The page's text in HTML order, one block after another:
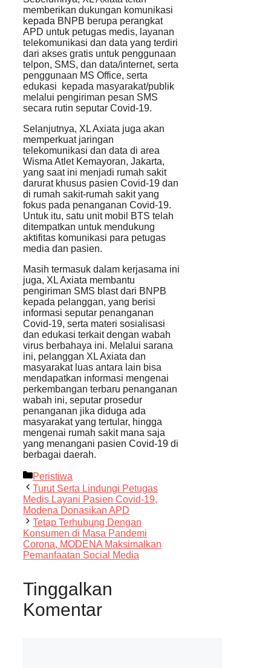
memberikan dukungan komunikasi
kepada BNPB berupa perangkat
APD untuk petugas medis, layanan
telekomunikasi dan data yang terdiri
dari akses gratis untuk penggunaan
telpon, SMS, dan data/internet, serta
penggunaan MS Office, serta
edukasi kepada masyarakat/publik
melalui pengiriman pesan SMS
secara rutin seputar Covid-19.
Selanjutnya, XL Axiata juga akan
memperkuat jaringan
telekomunikasi dan data di area
Wisma Atlet Kemayoran, Jakarta,
yang saat ini menjadi rumah sakit
darurat khusus pasien Covid-19 dan
di rumah sakit-rumah sakit yang
fokus pada penanganan Covid-19.
Untuk itu, satu unit mobil BTS telah
ditempatkan untuk mendukung
aktifitas komunikasi para petugas
media dan pasien.
Masih termasuk dalam kerjasama ini
juga, XL Axiata membantu
pengiriman SMS blast dari BNPB
kepada pelanggan, yang berisi
informasi seputar penanganan
Covid-19, serta materi sosialisasi
dan edukasi terkait dengan wabah
virus berbahaya ini. Melalui sarana
ini, pelanggan XL Axiata dan
masyarakat luas antara lain bisa
mendapatkan informasi mengenai
perkembangan terbaru penanganan
wabah ini, seputar prosedur
penanganan jika diduga ada
masyarakat yang tertular, hingga
mengenai rumah sakit mana saja
yang menangani pasien Covid-19 di
berbagai daerah.
Kategori
Peristiwa
Turut Serta Lindungi Petugas
Medis Layani Pasien Covid-19,
Modena Donasikan APD
Tetap Terhubung Dengan
Konsumen di Masa Pandemi
Corona, MODENA Maksimalkan
Pemanfaatan Social Media
Tinggalkan
Komentar